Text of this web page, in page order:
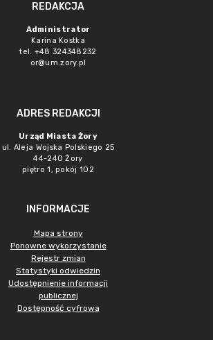
REDAKCJA
Administrator
Karina Kostka
tel. +48 324348232
or@um.zory.pl
ADRES REDAKCJI
Urząd Miasta Żory
ul. Aleja Wojska Polskiego 25
44-240 Żory
piętro 1, pokój 102
INFORMACJE
Mapa strony
Ponowne wykorzystanie
Rejestr zmian
Statystyki odwiedzin
Udostępnienie informacji
publicznej
Dostępność cyfrowa